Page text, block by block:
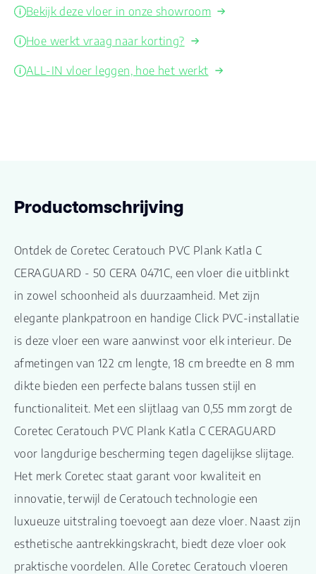
Bekijk deze vloer in onze showroom
Hoe werkt vraag naar korting?
ALL-IN vloer leggen, hoe het werkt
Productomschrijving
Ontdek de Coretec Ceratouch PVC Plank Katla C
CERAGUARD - 50 CERA 0471C, een vloer die uitblinkt
in zowel schoonheid als duurzaamheid. Met zijn
elegante plankpatroon en handige Click PVC-installatie
is deze vloer een ware aanwinst voor elk interieur. De
afmetingen van 122 cm lengte, 18 cm breedte en 8 mm
dikte bieden een perfecte balans tussen stijl en
functionaliteit. Met een slijtlaag van 0,55 mm zorgt de
Coretec Ceratouch PVC Plank Katla C CERAGUARD
voor langdurige bescherming tegen dagelijkse slijtage.
Het merk Coretec staat garant voor kwaliteit en
innovatie, terwijl de Ceratouch technologie een
luxueuze uitstraling toevoegt aan deze vloer. Naast zijn
esthetische aantrekkingskracht, biedt deze vloer ook
praktische voordelen. Alle Coretec Ceratouch vloeren